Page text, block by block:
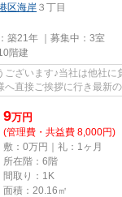
区海岸 ３丁目
築21年 ｜募集中： 3室
階建
ございます♪当社は他社に
へ直接ご挨拶に行き最新
9万円
(管理費・共益費 8,000円)
敷：0万円｜礼：1ヶ月
所在階：6階
間取り：1K
面積：20.16㎡